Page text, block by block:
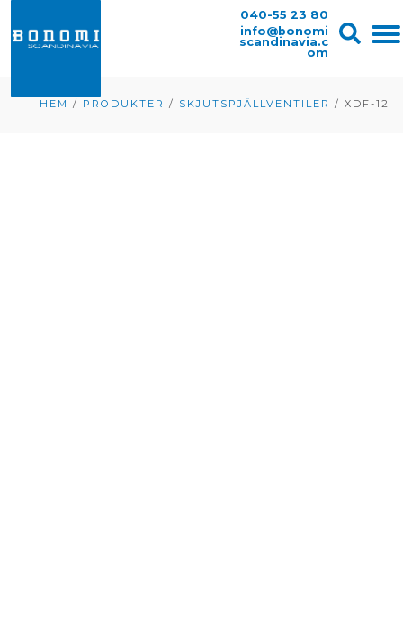
040-55 23 80
info@bonomi
scandinavia.c
om
HEM / PRODUKTER / SKJUTSPJÄLLVENTILER / XDF-12